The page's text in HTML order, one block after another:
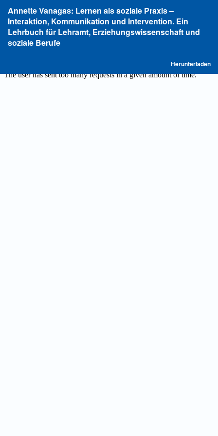
Artikeldetails
zurückkehren
Annette Vanagas: Lernen als soziale Praxis –
Interaktion, Kommunikation und Intervention. Ein
Lehrbuch für Lehramt, Erziehungswissenschaft und
soziale Berufe
Herunterladen